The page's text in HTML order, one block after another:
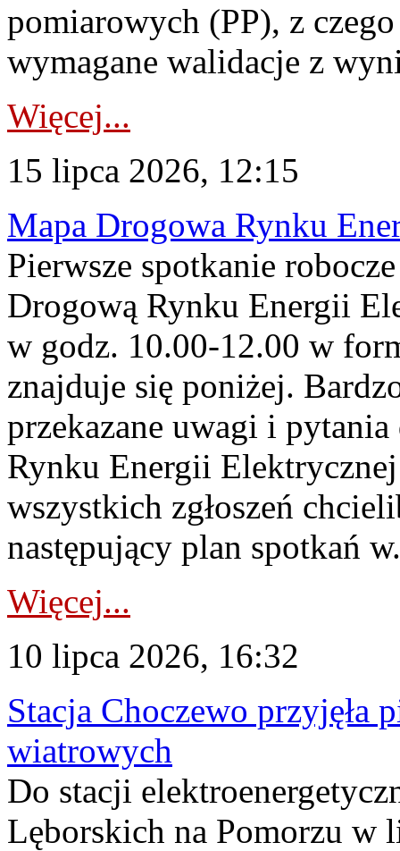
pomiarowych (PP), z
wymagane walidacje z
Więcej...
15 lipca 2026, 12:15
Mapa Drogowa Rynku
Pierwsze spotkanie
Drogową Rynku Energii
w godz. 10.00-12.00 w
znajduje się poniżej.
przekazane uwagi i
Rynku Energii
wszystkich zgłoszeń
następujący plan spotkań
Więcej...
10 lipca 2026, 16:32
Stacja Choczewo przyjęła
wiatrowych
Do stacji
Lęborskich na Pomorzu w